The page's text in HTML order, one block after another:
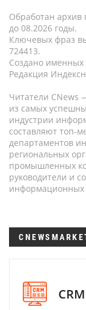
Обработан архив
до 08.2026 годы.
Ключевых фраз
724413.
Создано именных
Редакция
Читатели CNews
из самых
индустрии
составляют топ-
департаментов
региональных
промышленных
руководители и
информационных
CRM